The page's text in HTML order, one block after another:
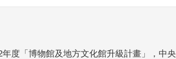
度「博物館及地方文化館升級計畫」，中央